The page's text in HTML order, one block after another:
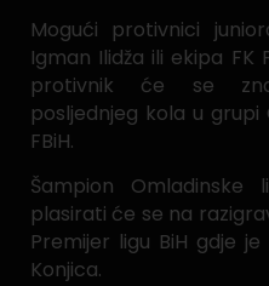
Mogući protivnici
Igman Ilidža ili ekipa FK
protivnik će se
posljednjeg kola u
FBiH.
Šampion Omladinske
plasirati će se na
Premijer ligu BiH gdje
Konjica.